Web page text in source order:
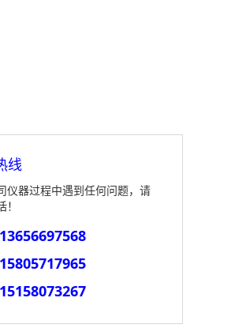
线
仪器过程中遇到任何问题，请
13656697568
15805717965
15158073267